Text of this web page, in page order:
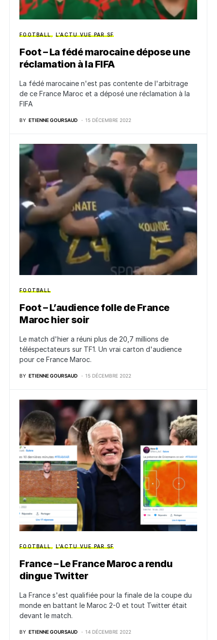
FOOTBALL L'ACTU VUE PAR SF
Foot – La fédé marocaine dépose une
réclamation à la FIFA
La fédé marocaine n'est pas contente de l'arbitrage
de ce France Maroc et a déposé une réclamation à la
FIFA
BY ETIENNE GOURSAUD 15 DÉCEMBRE 2022
FOOTBALL
Foot – L’audience folle de France
Maroc hier soir
Le match d'hier a réuni plus de 20,7 millions de
téléspectateurs sur TF1. Un vrai carton d'audience
pour ce France Maroc.
BY ETIENNE GOURSAUD 15 DÉCEMBRE 2022
FOOTBALL L'ACTU VUE PAR SF
France – Le France Maroc a rendu
dingue Twitter
La France s'est qualifiée pour la finale de la coupe du
monde en battant le Maroc 2-0 et tout Twitter était
devant le match.
BY ETIENNE GOURSAUD 14 DÉCEMBRE 2022